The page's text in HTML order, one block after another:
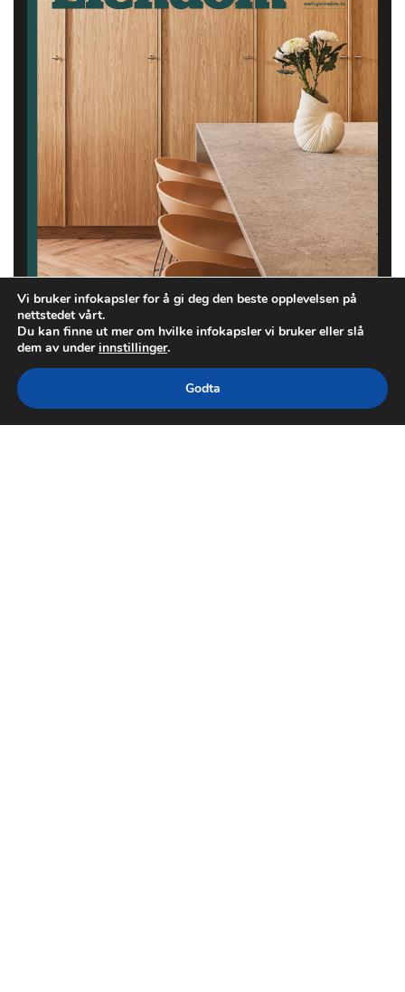
Vi bruker infokapsler for å gi deg den beste opplevelsen på
nettstedet vårt.
Du kan finne ut mer om hvilke infokapsler vi bruker eller slå
dem av underinnstillinger.
Godta